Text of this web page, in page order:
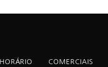
HORÁRIO COMERCIAIS